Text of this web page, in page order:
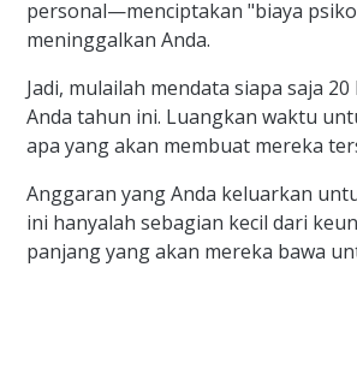
personal—menciptakan "biaya
meninggalkan Anda.
Jadi, mulailah mendata siapa saja
Anda tahun ini. Luangkan waktu
apa yang akan membuat mereka
Anggaran yang Anda keluarkan
ini hanyalah sebagian kecil dari
panjang yang akan mereka bawa